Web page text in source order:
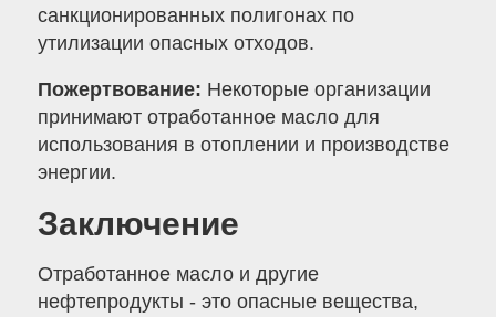
санкционированных полигонах по
утилизации опасных отходов.
Пожертвование: Некоторые организации
принимают отработанное масло для
использования в отоплении и производстве
энергии.
Заключение
Отработанное масло и другие
нефтепродукты - это опасные вещества,